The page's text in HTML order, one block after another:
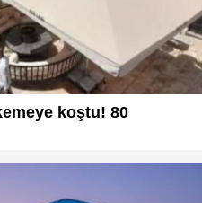
koştu! 80